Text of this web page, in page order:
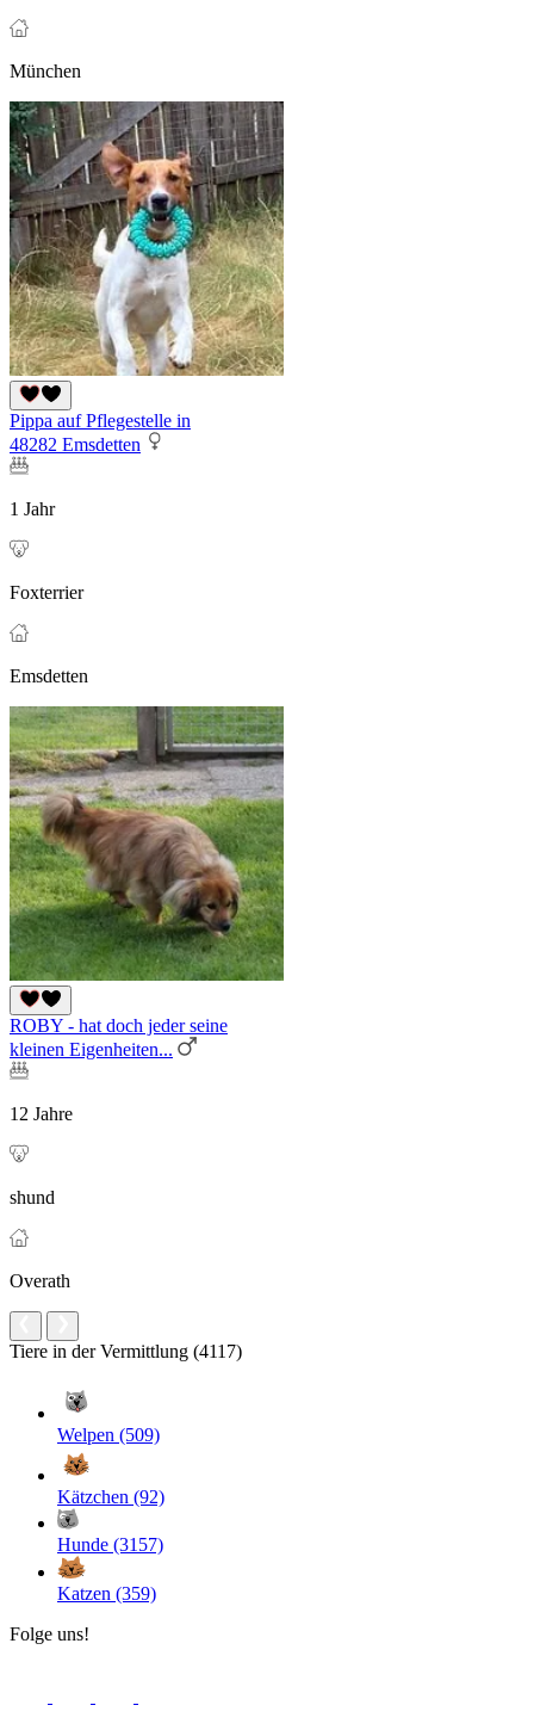
München
Pippa auf Pflegestelle in
48282 Emsdetten
1 Jahr
Foxterrier
Emsdetten
ROBY - hat doch jeder seine
kleinen Eigenheiten...
12 Jahre
shund
Overath
Tiere in der Vermittlung (4117)
Welpen (509)
Kätzchen (92)
Hunde (3157)
Katzen (359)
Folge uns!